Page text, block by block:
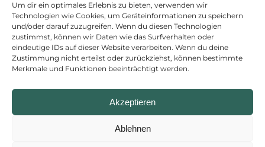
Um dir ein optimales Erlebnis zu bieten, verwenden wir
Technologien wie Cookies, um Geräteinformationen zu speichern
und/oder darauf zuzugreifen. Wenn du diesen Technologien
zustimmst, können wir Daten wie das Surfverhalten oder
eindeutige IDs auf dieser Website verarbeiten. Wenn du deine
Zustimmung nicht erteilst oder zurückziehst, können bestimmte
Merkmale und Funktionen beeinträchtigt werden.
Akzeptieren
Ablehnen
FREITAG 09:00 – 12:00